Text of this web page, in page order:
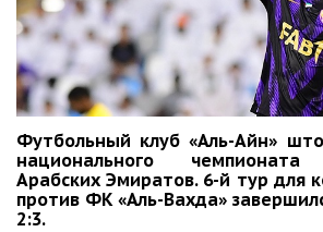
Футбольный клуб «Аль-Айн»
национального чемпионата
Арабских Эмиратов. 6-й тур для
против ФК «Аль-Вахда»
2:3.